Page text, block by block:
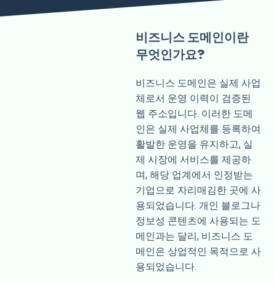
비즈니스 도메인이란
무엇인가요?
비즈니스 도메인은 실제 사업
체로서 운영 이력이 검증된
웹 주소입니다. 이러한 도메
인은 실제 사업체를 등록하여
활발한 운영을 유지하고, 실
제 시장에 서비스를 제공하
며, 해당 업계에서 인정받는
기업으로 자리매김한 곳에 사
용되었습니다. 개인 블로그나
정보성 콘텐츠에 사용되는 도
메인과는 달리, 비즈니스 도
메인은 상업적인 목적으로 사
용되었습니다.